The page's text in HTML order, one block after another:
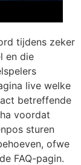
tijdens zeker
en die
live welke
betreffende
voordat
sturen
ofwe
FAQ-pagin.